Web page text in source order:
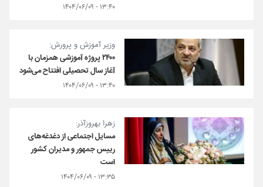
۱۳:۴۰ - ۱۴۰۴/۰۶/۰۹
وزیر آموزش و پرورش:
۲۴۰۰ پروژه آموزشی همزمان با
آغاز سال تحصیلی افتتاح می‌شود
۱۳:۴۰ - ۱۴۰۴/۰۶/۰۹
زهرا بهروزآذر:
مسایل اجتماعی از دغدغه‌های
رییس جمهور و مدیران کشور
است
۱۳:۳۵ - ۱۴۰۴/۰۶/۰۹